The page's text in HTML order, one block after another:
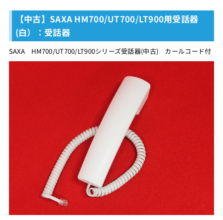
【中古】SAXA HM700/UT700/LT900用受話器
(白）：受話器
SAXA HM700/UT700/LT900シリーズ受話器(中古) カールコード付